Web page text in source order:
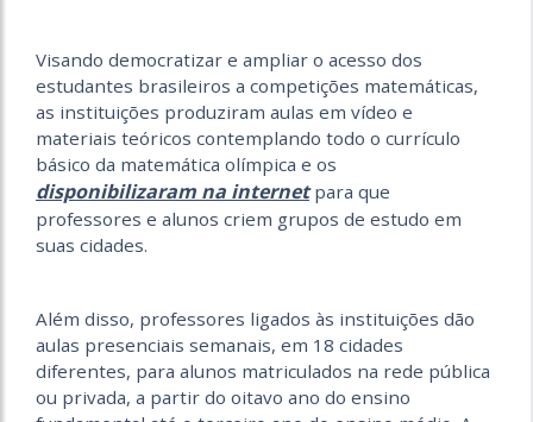
Visando democratizar e ampliar o acesso dos
estudantes brasileiros a competições matemáticas,
as instituições produziram aulas em vídeo e
materiais teóricos contemplando todo o currículo
básico da matemática olímpica e os
disponibilizaram na internetpara que
professores e alunos criem grupos de estudo em
suas cidades.
Além disso, professores ligados às instituições dão
aulas presenciais semanais, em 18 cidades
diferentes, para alunos matriculados na rede pública
ou privada, a partir do oitavo ano do ensino